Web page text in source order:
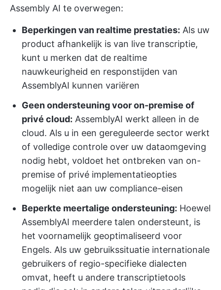
Assembly AI te overwegen:
Beperkingen van realtime prestaties: Als uw
product afhankelijk is van live transcriptie,
kunt u merken dat de realtime
nauwkeurigheid en responstijden van
AssemblyAI kunnen variëren
Geen ondersteuning voor on-premise of
privé cloud: AssemblyAI werkt alleen in de
cloud. Als u in een gereguleerde sector werkt
of volledige controle over uw dataomgeving
nodig hebt, voldoet het ontbreken van on-
premise of privé implementatieopties
mogelijk niet aan uw compliance-eisen
Beperkte meertalige ondersteuning: Hoewel
AssemblyAI meerdere talen ondersteunt, is
het voornamelijk geoptimaliseerd voor
Engels. Als uw gebruikssituatie internationale
gebruikers of regio-specifieke dialecten
omvat, heeft u andere transcriptietools